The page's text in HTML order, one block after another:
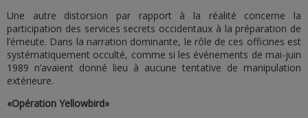
Une autre distorsion par rapport à la réalité concerne la
participation des services secrets occidentaux à la préparation de
l’émeute. Dans la narration dominante, le rôle de ces officines est
systématiquement occulté, comme si les événements de mai-juin
1989 n’avaient donné lieu à aucune tentative de manipulation
extérieure.
«Opération Yellowbird»